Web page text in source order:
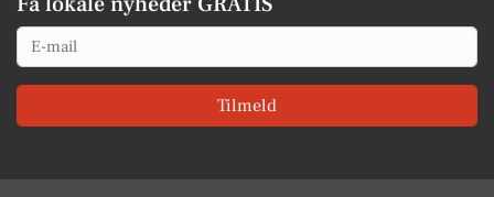
Email
Tilmeld